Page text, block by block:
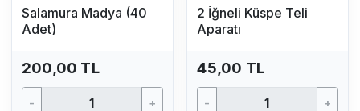
Salamura Madya (40
Adet)
200,00 TL
- +
2 İğneli Küspe Teli
Aparatı
45,00 TL
- +